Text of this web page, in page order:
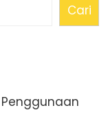
Cari